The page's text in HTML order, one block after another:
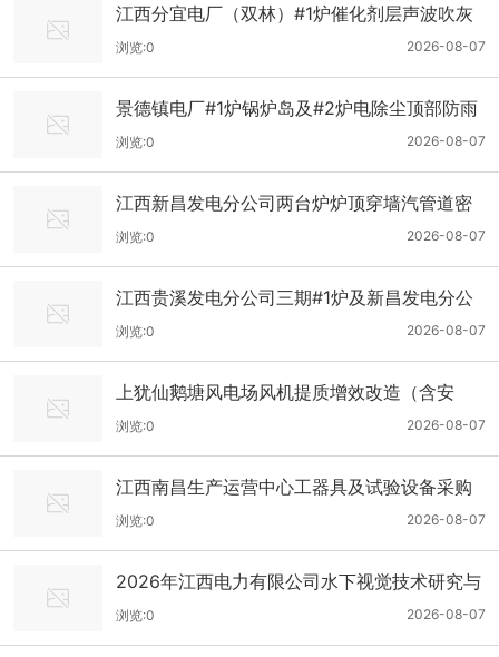
江西分宜电厂（双林）#1炉催化剂层声波吹灰
器改造招标公告
2026-08-07
浏览:0
景德镇电厂#1炉锅炉岛及#2炉电除尘顶部防雨
棚隐患整治招标公告
2026-08-07
浏览:0
江西新昌发电分公司两台炉炉顶穿墙汽管道密
封、磨煤机基座机封改造招标公告
2026-08-07
浏览:0
江西贵溪发电分公司三期#1炉及新昌发电分公
司#2炉D、E原煤仓灵活性改造招标公告2026-08-07
浏览:0
上犹仙鹅塘风电场风机提质增效改造（含安
装）采购招标公告
2026-08-07
浏览:0
江西南昌生产运营中心工器具及试验设备采购
招标公告
2026-08-07
浏览:0
2026年江西电力有限公司水下视觉技术研究与
应用招标公告
2026-08-07
浏览:0